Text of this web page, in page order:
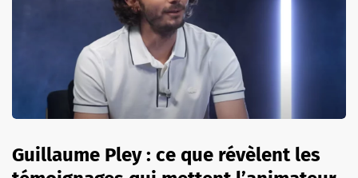
Guillaume Pley : ce que révèlent les